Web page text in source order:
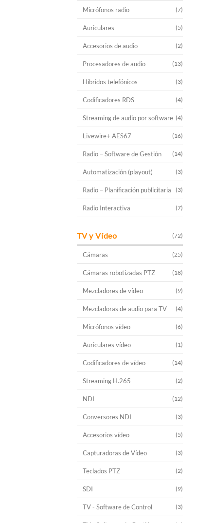
Micrófonos radio (7)
Auriculares (5)
Accesorios de audio (2)
Procesadores de audio (13)
Híbridos telefónicos (3)
Codificadores RDS (4)
Streaming de audio por software (4)
Livewire+ AES67 (16)
Radio – Software de Gestión (14)
Automatización (playout) (3)
Radio – Planificación publicitaria (3)
Radio Interactiva (7)
TV y Vídeo (72)
Cámaras (25)
Cámaras robotizadas PTZ (18)
Mezcladores de vídeo (9)
Mezcladoras de audio para TV (4)
Micrófonos vídeo (6)
Auriculares vídeo (1)
Codificadores de vídeo (14)
Streaming H.265 (2)
NDI (12)
Conversores NDI (3)
Accesorios vídeo (5)
Capturadoras de Vídeo (3)
Teclados PTZ (2)
SDI (9)
TV - Software de Control (3)